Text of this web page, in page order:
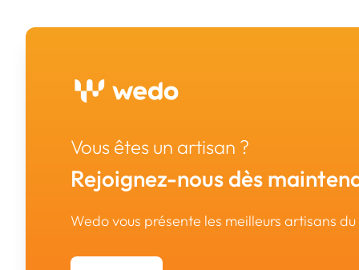
Vous êtes un artisan ?
Rejoignez-nous dès
Wedo vous présente les meilleurs artisans